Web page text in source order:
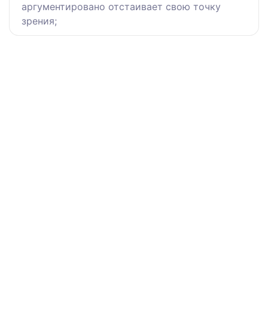
аргументировано отстаивает свою точку
зрения;